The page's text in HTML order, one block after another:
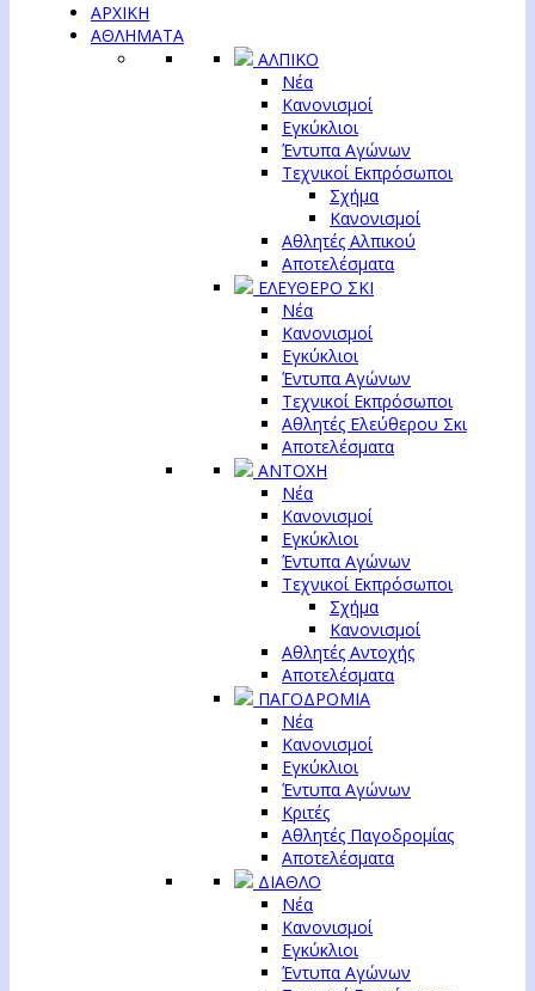
ΑΡΧΙΚΗ
ΑΘΛΗΜΑΤΑ
ΑΛΠΙΚΟ
Νέα
Κανονισμοί
Εγκύκλιοι
Έντυπα Αγώνων
Τεχνικοί Εκπρόσωποι
Σχήμα
Κανονισμοί
Αθλητές Αλπικού
Αποτελέσματα
ΕΛΕΥΘΕΡΟ ΣΚΙ
Νέα
Κανονισμοί
Εγκύκλιοι
Έντυπα Αγώνων
Τεχνικοί Εκπρόσωποι
Αθλητές Ελεύθερου Σκι
Αποτελέσματα
ΑΝΤΟΧΗ
Νέα
Κανονισμοί
Εγκύκλιοι
Έντυπα Αγώνων
Τεχνικοί Εκπρόσωποι
Σχήμα
Κανονισμοί
Αθλητές Αντοχής
Αποτελέσματα
ΠΑΓΟΔΡΟΜΙΑ
Νέα
Κανονισμοί
Εγκύκλιοι
Έντυπα Αγώνων
Κριτές
Αθλητές Παγοδρομίας
Αποτελέσματα
ΔΙΑΘΛΟ
Νέα
Κανονισμοί
Εγκύκλιοι
Έντυπα Αγώνων